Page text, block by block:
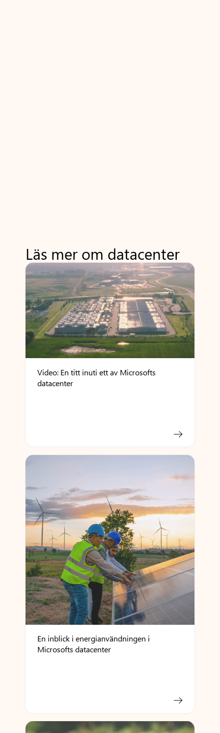
Läs mer om datacenter
Video: En titt inuti ett av Microsofts
datacenter
En inblick i energianvändningen i
Microsofts datacenter